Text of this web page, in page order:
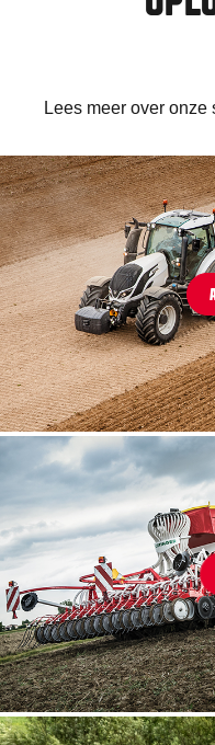
Lees meer over